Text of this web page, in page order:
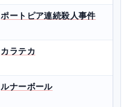
ポートピア連続殺人事件
カラテカ
ルナーボール